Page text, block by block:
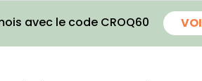
avec le code CROQ60